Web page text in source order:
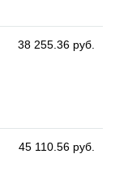
38 255.36 руб.
45 110.56 руб.